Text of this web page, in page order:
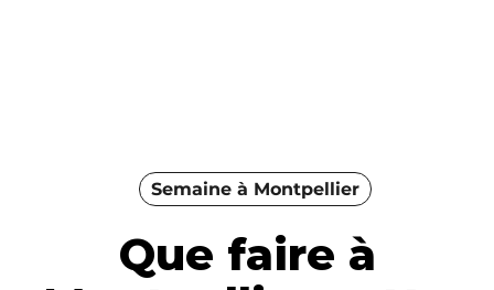
Semaine à Montpellier
Que faire à